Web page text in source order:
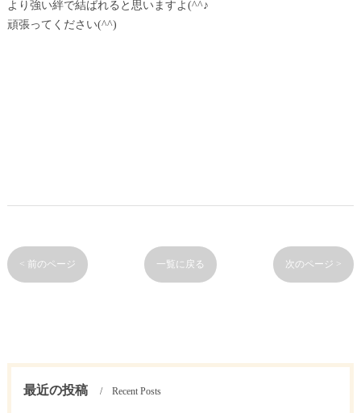
より強い絆で結ばれると思いますよ(^^♪
頑張ってください(^^)
< 前のページ 一覧に戻る 次のページ >
最近の投稿 Recent Posts